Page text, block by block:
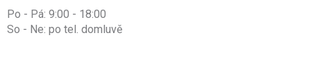
Po - Pá: 9:00 - 18:00
So - Ne: po tel. domluvě